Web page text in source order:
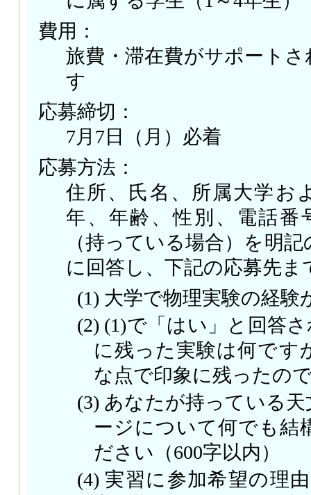
費用：
旅費・滞在費がサポート
す
応募締切：
7月7日（月）必着
応募方法：
住所、氏名、所属大学お
年、年齢、性別、電話番
（持っている場合）を明
に回答し、下記の応募先ま
(1) 大学で物理実験の経験
(2) (1)で「はい」と回答
に残った実験は何です
な点で印象に残ったの
(3) あなたが持っている
ージについて何でも結
ださい（600字以内）
(4) 実習に参加希望の理